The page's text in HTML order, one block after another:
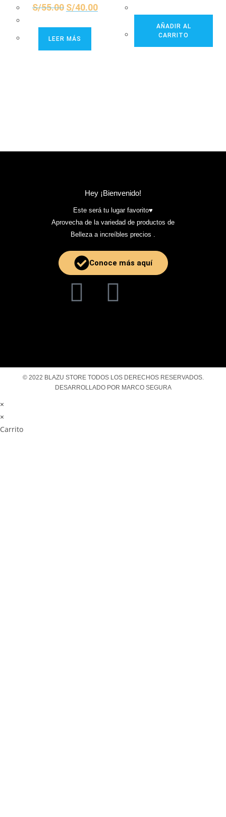
S/55.00 S/40.00
LEER MÁS
AÑADIR AL
CARRITO
Hey ¡Bienvenido!
Este será tu lugar favorito♥️
Aprovecha de la variedad de productos de
Belleza a increíbles precios .
Conoce más aquí
© 2022 BLAZU STORE TODOS LOS DERECHOS RESERVADOS.
DESARROLLADO POR MARCO SEGURA
×
×
Carrito